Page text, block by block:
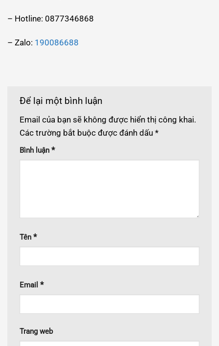
– Hotline: 0877346868
– Zalo: 190086688
Để lại một bình luận
Email của bạn sẽ không được hiển thị công khai.
Các trường bắt buộc được đánh dấu *
Bình luận *
Tên *
Email *
Trang web